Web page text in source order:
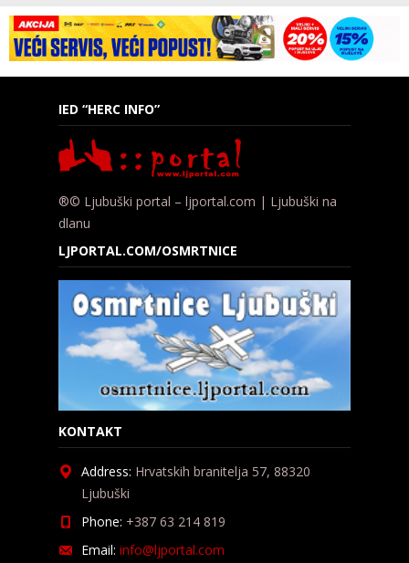
IED “HERC INFO”
®© Ljubuški portal – ljportal.com | Ljubuški na
dlanu
LJPORTAL.COM/OSMRTNICE
KONTAKT
Address: Hrvatskih branitelja 57, 88320
Ljubuški
Phone: +387 63 214 819
Email: info@ljportal.com